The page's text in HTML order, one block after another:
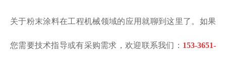
关于粉末涂料在工程机械领域的应用就聊到这里了。 如果
您需要技术指导或有采购需求，欢迎联系我们： 153-3651-